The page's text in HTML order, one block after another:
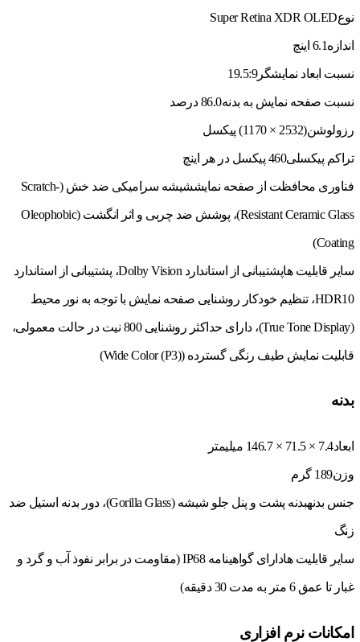
نوعSuper Retina XDR OLED
اندازه6.1 اینچ
نسبت ابعاد نمایشگر19.5:9
نسبت صفحه نمایش به بدنه86.0 درصد
رزولوشن(2532 × 1170) پیکسل
تراکم پیکسلی460 پیکسل در هر اینچ
فناوری محافظت از صفحه نمایش شیشه سرامیکی ضد خش (Scratch-
Resistant Ceramic Glass)، پوشش ضد چربی و اثر انگشت (Oleophobic
Coating)
سایر قابلیت ها پشتیبانی از استاندارد Dolby Vision، پشتیبانی از استاندارد
HDR10، تنظیم خودکار روشنایی صفحه نمایش با توجه به نور محیط
(True Tone Display)، دارای حداکثر روشنایی 800 نیت در حالت معمولی،
قابلیت نمایش طیف رنگی گسترده (Wide Color (P3))
بدنه
ابعاد7.4 × 71.5 × 146.7 میلیمتر
وزن189 گرم
جنس بدنه بدنه پشت و پنل جلو شیشه (Gorilla Glass)، دور بدنه استیل ضد
زنگ
سایر قابلیت ها دارای گواهینامه IP68 (مقاومت در برابر نفوذ آب و گرد و
غبار تا عمق 6 متر به مدت 30 دقیقه)
امکانات نرم افزاری